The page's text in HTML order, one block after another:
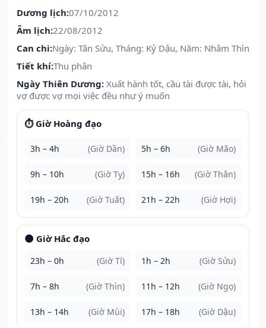
Dương lịch:07/10/2012
Âm lịch:22/08/2012
Can chi:Ngày: Tân Sửu, Tháng: Kỷ Dậu, Năm: Nhâm Thìn
Tiết khí:Thu phân
Ngày Thiên Dương: Xuất hành tốt, cầu tài được tài, hỏi
vợ được vợ mọi việc đều như ý muốn
⏱️ Giờ Hoàng đạo
3h – 4h (Giờ Dần) 5h – 6h (Giờ Mão)
9h – 10h (Giờ Tỵ) 15h – 16h (Giờ Thân)
19h – 20h (Giờ Tuất) 21h – 22h (Giờ Hợi)
🌑 Giờ Hắc đạo
23h – 0h (Giờ Tí) 1h – 2h (Giờ Sửu)
7h – 8h (Giờ Thìn) 11h – 12h (Giờ Ngọ)
13h – 14h (Giờ Mùi) 17h – 18h (Giờ Dậu)